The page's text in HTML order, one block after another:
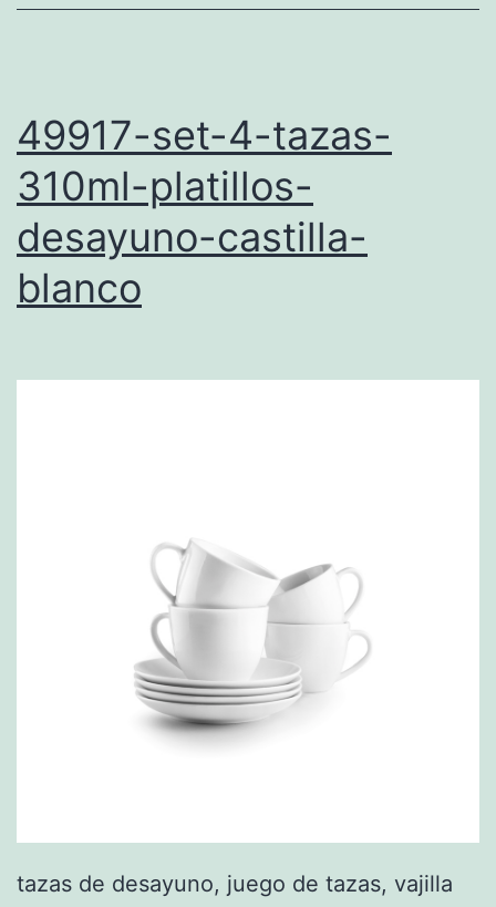
49917-set-4-tazas-
310ml-platillos-
desayuno-castilla-
blanco
tazas de desayuno, juego de tazas, vajilla